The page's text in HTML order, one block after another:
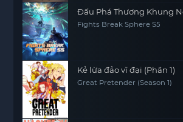
Đấu Phá Thương Khung
Fights Break Sphere S5
Kẻ lừa đảo vĩ đại (Phần 1)
Great Pretender (Season 1)